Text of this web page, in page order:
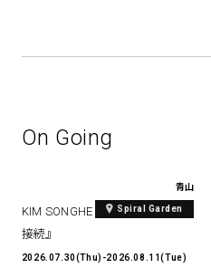
On Going
青山
Spiral Garden
KIM SONGHE EXHIBITION 『愛と
接続』
2026.07.30(Thu)-2026.08.11(Tue)